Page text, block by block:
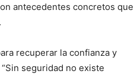
antecedentes concretos que
recuperar la confianza y
seguridad no existe